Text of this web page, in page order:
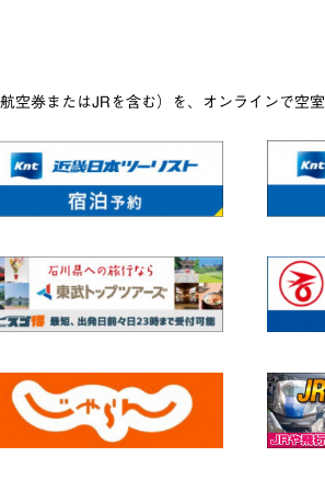
空券またはJRを含む）を、オンラインで空